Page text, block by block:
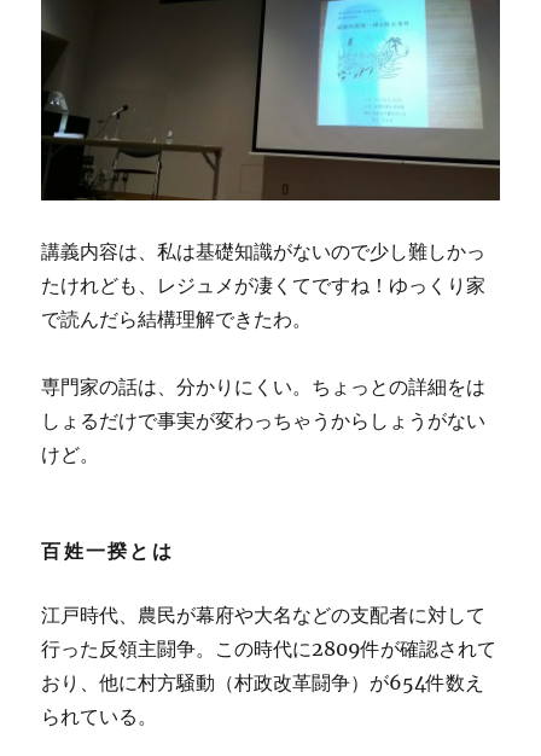
講義内容は、私は基礎知識がないので少し難しかっ
たけれども、レジュメが凄くてですね！ゆっくり家
で読んだら結構理解できたわ。
専門家の話は、分かりにくい。ちょっとの詳細をは
しょるだけで事実が変わっちゃうからしょうがない
けど。
百姓一揆とは
江戸時代、農民が幕府や大名などの支配者に対して
行った反領主闘争。この時代に2809件が確認されて
おり、他に村方騒動（村政改革闘争）が654件数え
られている。